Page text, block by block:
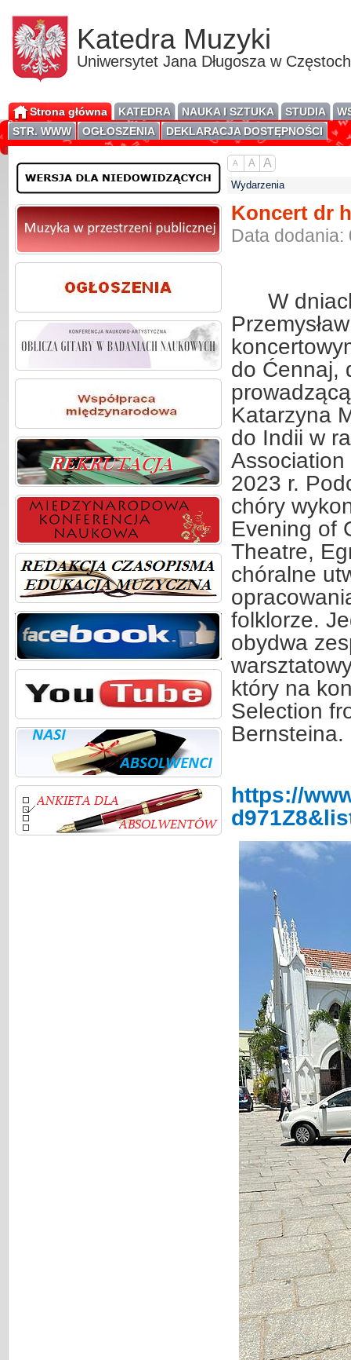
Katedra Muzyki
Uniwersytet Jana Długosza w
Strona główna KATEDRA NAUKA I SZTUKA STUDIA
STR. WWW
OGŁOSZENIA DEKLARACJA DOSTĘPNOŚCI
A A A
Wydarzenia
Koncert dr
Data dodania:
W
do Ćennaj,
Katarzyna
do Indii w
Association
2023 r.
chóry
Evening of
Theatre,
chóralne
folklorze.
obydwa
który na
Selection
Bernsteina.
https://